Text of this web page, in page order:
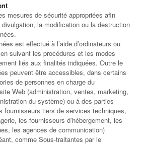
mesures de sécurité appropriées afin
divulgation, la modification ou la destruction
est effectué à l’aide d’ordinateurs ou
suivant les procédures et les modes
liés aux finalités indiquées. Outre le
peuvent être accessibles, dans certains
de personnes en charge du
Web (administration, ventes, marketing,
du système) ou à des parties
fournisseurs tiers de services techniques,
les fournisseurs d’hébergement, les
les agences de communication)
comme Sous-traitantes par le